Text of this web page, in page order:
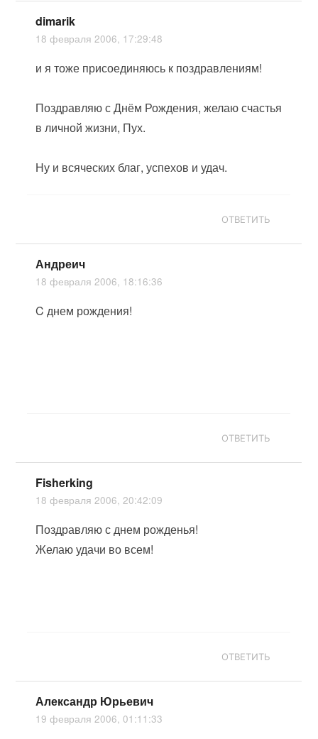
dimarik
18 февраля 2006, 17:29:48
и я тоже присоединяюсь к поздравлениям!
Поздравляю с Днём Рождения, желаю счастья
в личной жизни, Пух.
Ну и всяческих благ, успехов и удач.
ОТВЕТИТЬ
Андреич
18 февраля 2006, 18:16:36
C днем рождения!
ОТВЕТИТЬ
Fisherking
18 февраля 2006, 20:42:09
Поздравляю с днем рожденья!
Желаю удачи во всем!
ОТВЕТИТЬ
Александр Юрьевич
19 февраля 2006, 01:11:33